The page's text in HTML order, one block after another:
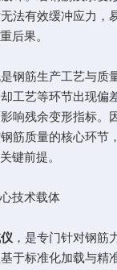
法有效缓冲应力，
后果。
筋生产工艺与质
工艺等环节出现偏
响残余变形指标。
筋质量的核心环节
键前提。
技术载体
，是专门针对钢筋
于标准化加载与精